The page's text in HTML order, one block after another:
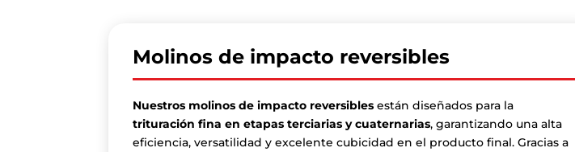
Molinos de impacto reversibles
Nuestros molinos de impacto reversiblesestán diseñados para la
trituración fina en etapas terciarias y cuaternarias, garantizando una alta
eficiencia, versatilidad y excelente cubicidad en el producto final. Gracias a